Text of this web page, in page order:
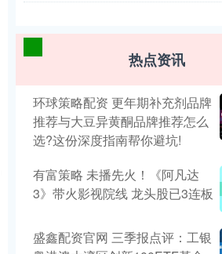
热点资讯
环球策略配资 更年期补充剂品牌
推荐与大豆异黄酮品牌推荐怎么
选?这份深度指南帮你避坑!
有富策略 未播先火！《阿凡达
3》带火影视院线 龙头股已3连板
盛鑫配资官网 三季报点评：工银